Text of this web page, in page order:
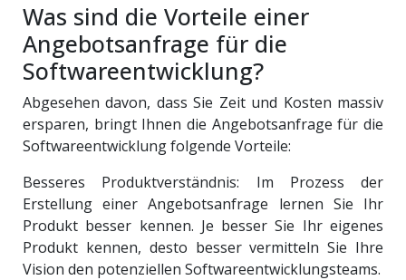
Was sind die Vorteile einer
Angebotsanfrage für die
Softwareentwicklung?
Abgesehen davon, dass Sie Zeit und Kosten massiv
ersparen, bringt Ihnen die Angebotsanfrage für die
Softwareentwicklung folgende Vorteile:
Besseres Produktverständnis: Im Prozess der
Erstellung einer Angebotsanfrage lernen Sie Ihr
Produkt besser kennen. Je besser Sie Ihr eigenes
Produkt kennen, desto besser vermitteln Sie Ihre
Vision den potenziellen Softwareentwicklungsteams.